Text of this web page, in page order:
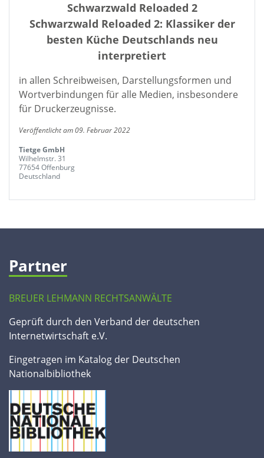
Schwarzwald Reloaded 2
Schwarzwald Reloaded 2: Klassiker der
besten Küche Deutschlands neu
interpretiert
in allen Schreibweisen, Darstellungsformen und
Wortverbindungen für alle Medien, insbesondere
für Druckerzeugnisse.
Veröffentlicht am 09. Februar 2022
Tietge GmbH
Wilhelmstr. 31
77654 Offenburg
Deutschland
Partner
BREUER LEHMANN RECHTSANWÄLTE
Geprüft durch den Verband der deutschen
Internetwirtschaft e.V.
Eingetragen im Katalog der Deutschen
Nationalbibliothek